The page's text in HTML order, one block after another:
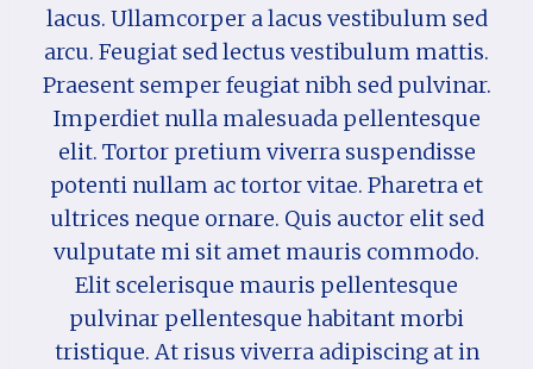
lacus. Ullamcorper a lacus vestibulum sed
arcu. Feugiat sed lectus vestibulum mattis.
Praesent semper feugiat nibh sed pulvinar.
Imperdiet nulla malesuada pellentesque
elit. Tortor pretium viverra suspendisse
potenti nullam ac tortor vitae. Pharetra et
ultrices neque ornare. Quis auctor elit sed
vulputate mi sit amet mauris commodo.
Elit scelerisque mauris pellentesque
pulvinar pellentesque habitant morbi
tristique. At risus viverra adipiscing at in